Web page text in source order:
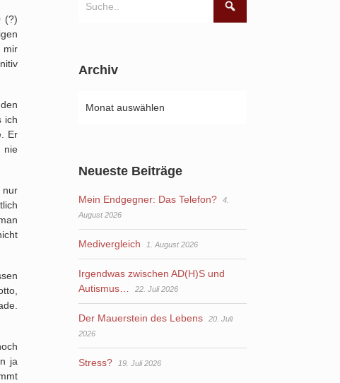
(?)
mir
ich
Er
nie
nur
ja
Archiv
Neueste Beiträge
Mein Endgegner: Das Telefon?
4.
August 2026
Medivergleich 1. August 2026
Irgendwas zwischen AD(H)S und
Autismus…
22. Juli 2026
Der Mauerstein des Lebens
20. Juli
2026
Stress? 19. Juli 2026